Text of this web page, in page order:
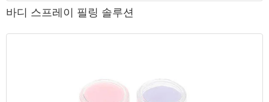
바디 스프레이 필링 솔루션